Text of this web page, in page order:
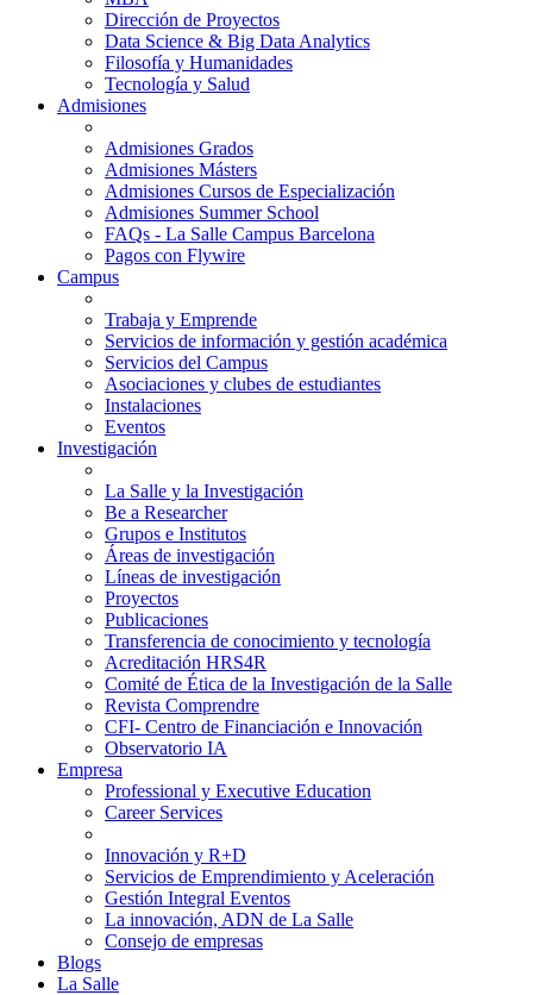
Dirección de Proyectos
Data Science & Big Data Analytics
Filosofía y Humanidades
Tecnología y Salud
Admisiones
Admisiones Grados
Admisiones Másters
Admisiones Cursos de Especialización
Admisiones Summer School
FAQs - La Salle Campus Barcelona
Pagos con Flywire
Campus
Trabaja y Emprende
Servicios de información y gestión académica
Servicios del Campus
Asociaciones y clubes de estudiantes
Instalaciones
Eventos
Investigación
La Salle y la Investigación
Be a Researcher
Grupos e Institutos
Áreas de investigación
Líneas de investigación
Proyectos
Publicaciones
Transferencia de conocimiento y tecnología
Acreditación HRS4R
Comité de Ética de la Investigación de la Salle
Revista Comprendre
CFI- Centro de Financiación e Innovación
Observatorio IA
Empresa
Professional y Executive Education
Career Services
Innovación y R+D
Servicios de Emprendimiento y Aceleración
Gestión Integral Eventos
La innovación, ADN de La Salle
Consejo de empresas
Blogs
La Salle